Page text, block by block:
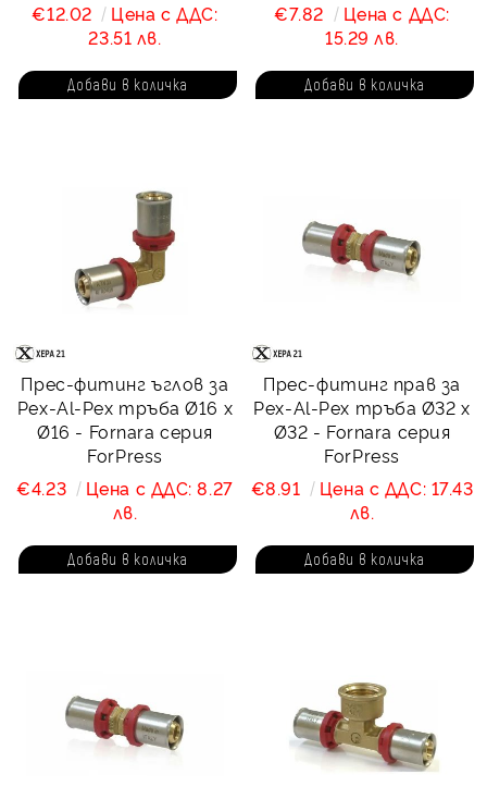
€12.02
Цена с ДДС:
23.51 лв.
€7.82
Цена с ДДС:
15.29 лв.
Прес-фитинг ъглов за
Pex-Al-Pex тръба Ø16 х
Ø16 - Fornara серия
ForPress
€4.23
Цена с ДДС: 8.27
лв.
Прес-фитинг прав за
Pex-Al-Pex тръба Ø32 х
Ø32 - Fornara серия
ForPress
€8.91
Цена с ДДС: 17.43
лв.